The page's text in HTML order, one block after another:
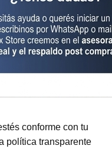
conforme con tu
política transparente